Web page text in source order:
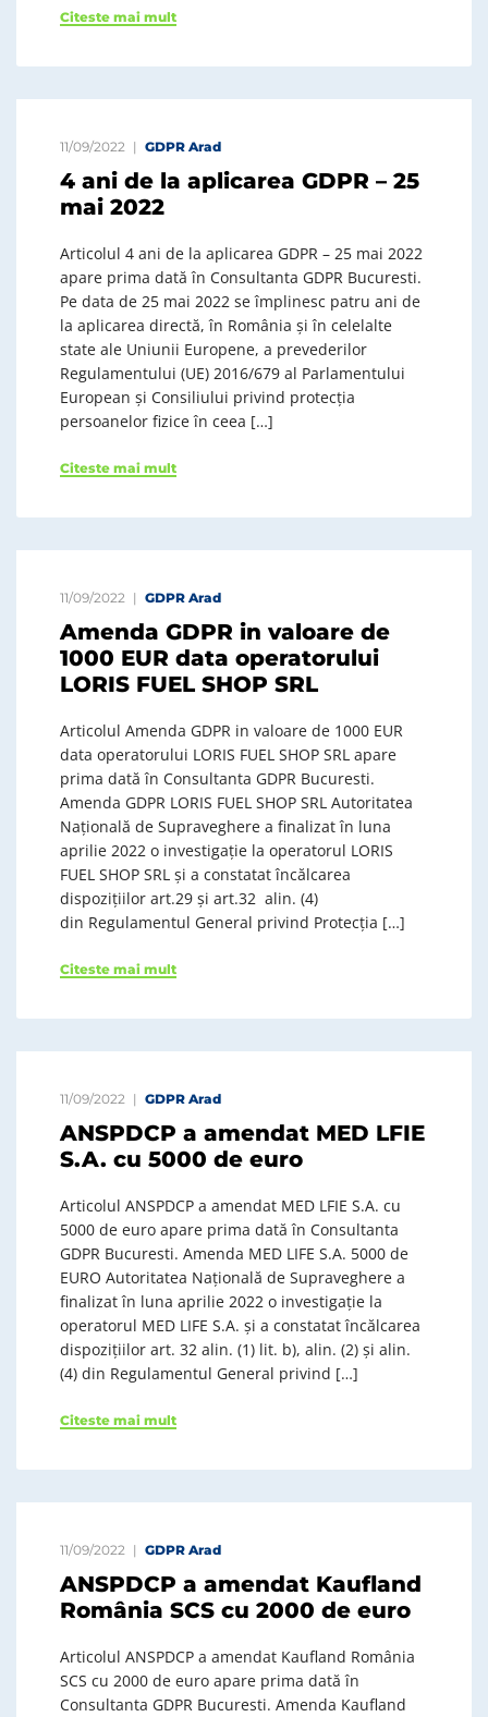
Citeste mai mult
11/09/2022 GDPR Arad
4 ani de la aplicarea GDPR – 25
mai 2022
Articolul 4 ani de la aplicarea GDPR – 25 mai 2022
apare prima dată în Consultanta GDPR Bucuresti.
Pe data de 25 mai 2022 se împlinesc patru ani de
la aplicarea directă, în România și în celelalte
state ale Uniunii Europene, a prevederilor
Regulamentului (UE) 2016/679 al Parlamentului
European şi Consiliului privind protecţia
persoanelor fizice în ceea […]
Citeste mai mult
11/09/2022 GDPR Arad
Amenda GDPR in valoare de
1000 EUR data operatorului
LORIS FUEL SHOP SRL
Articolul Amenda GDPR in valoare de 1000 EUR
data operatorului LORIS FUEL SHOP SRL apare
prima dată în Consultanta GDPR Bucuresti.
Amenda GDPR LORIS FUEL SHOP SRL Autoritatea
Națională de Supraveghere a finalizat în luna
aprilie 2022 o investigație la operatorul LORIS
FUEL SHOP SRL și a constatat încălcarea
dispozițiilor art.29 și art.32 alin. (4)
din Regulamentul General privind Protecția […]
Citeste mai mult
11/09/2022 GDPR Arad
ANSPDCP a amendat MED LFIE
S.A. cu 5000 de euro
Articolul ANSPDCP a amendat MED LFIE S.A. cu
5000 de euro apare prima dată în Consultanta
GDPR Bucuresti. Amenda MED LIFE S.A. 5000 de
EURO Autoritatea Națională de Supraveghere a
finalizat în luna aprilie 2022 o investigație la
operatorul MED LIFE S.A. și a constatat încălcarea
dispozițiilor art. 32 alin. (1) lit. b), alin. (2) și alin.
(4) din Regulamentul General privind […]
Citeste mai mult
11/09/2022 GDPR Arad
ANSPDCP a amendat Kaufland
România SCS cu 2000 de euro
Articolul ANSPDCP a amendat Kaufland România
SCS cu 2000 de euro apare prima dată în
Consultanta GDPR Bucuresti. Amenda Kaufland